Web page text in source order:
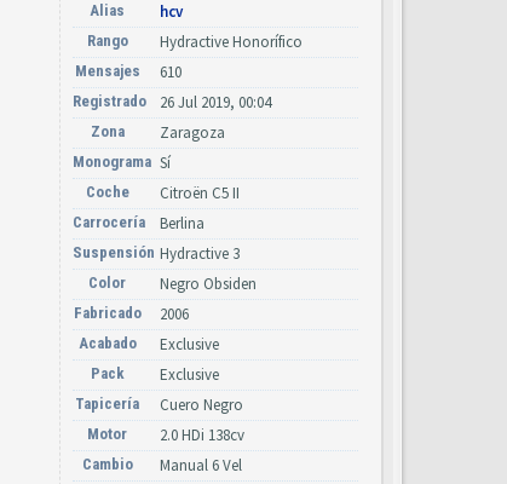
Alias hcv
Rango Hydractive Honorífico
Mensajes 610
Registrado 26 Jul 2019, 00:04
Zona Zaragoza
Monograma Sí
Coche Citroën C5 II
Carrocería Berlina
Suspensión Hydractive 3
Color Negro Obsiden
Fabricado 2006
Acabado Exclusive
Pack Exclusive
Tapicería Cuero Negro
Motor 2.0 HDi 138cv
Cambio Manual 6 Vel